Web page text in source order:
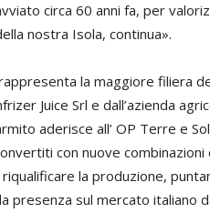
circa 60 anni fa, per
nostra Isola, continua».
la maggiore filiera
Juice Srl e dall’azienda
aderisce all’ OP Terre e
con nuove combinazioni
la produzione,
presenza sul mercato italiano